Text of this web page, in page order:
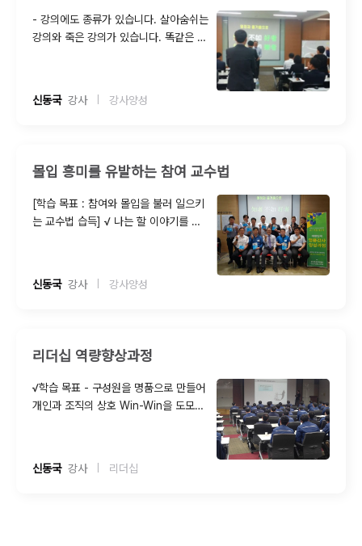
- 강의에도 종류가 있습니다. 살아숨쉬는
강의와 죽은 강의가 있습니다. 똑같은 내
면 너무나 쉽고, 어떤 사람이 강의하면
해 죽은강의가 아닌 살아숨쉬는 강의를
할 수 있도록 도와드립니다
신동국 강사 강사양성
몰입 흥미를 유발하는 참여 교수법
[학습 목표 : 참여와 몰입을 불러 일으키
는 교수법 습득] √ 나는 할 이야기를 다
지는 중요하지 않습니다.지식이나 정보
습자들을 몰입 집중시킬 수 있는 교수법
을 장착한다면 흥미를 유발하면서 이해
도와 설득력이 배가됩니다. √ 따라서, 본
장에서는 학습자들을 끊임없이 몰입 집
신동국 강사 강사양성
리더십 역량향상과정
√학습 목표 - 구성원을 명품으로 만들어
개인과 조직의 상호 Win-Win을 도모할
효율을 극대화할 수 있다 √구성원들이
신동국 강사 리더십